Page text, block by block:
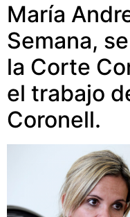
María
Semana,
la Corte
el trabajo
Coronell.